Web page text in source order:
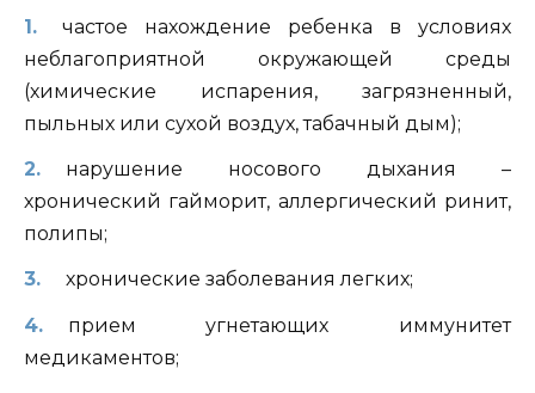
частое нахождение ребенка в условиях
неблагоприятной окружающей среды
(химические испарения, загрязненный,
пыльных или сухой воздух, табачный дым);
нарушение носового дыхания –
хронический гайморит, аллергический ринит,
полипы;
хронические заболевания легких;
прием угнетающих иммунитет
медикаментов;